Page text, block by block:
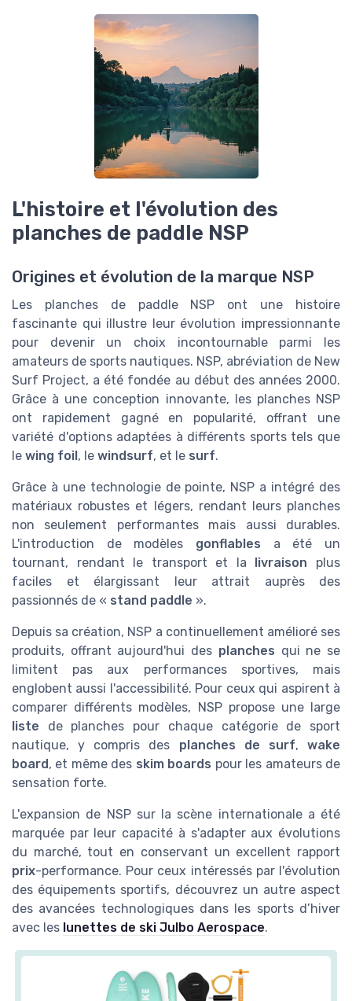
L'histoire et l'évolution des
planches de paddle NSP
Origines et évolution de la marque NSP
Les planches de paddle NSP ont une histoire
fascinante qui illustre leur évolution impressionnante
pour devenir un choix incontournable parmi les
amateurs de sports nautiques. NSP, abréviation de New
Surf Project, a été fondée au début des années 2000.
Grâce à une conception innovante, les planches NSP
ont rapidement gagné en popularité, offrant une
variété d'options adaptées à différents sports tels que
le wing foil, le windsurf, et le surf.
Grâce à une technologie de pointe, NSP a intégré des
matériaux robustes et légers, rendant leurs planches
non seulement performantes mais aussi durables.
L'introduction de modèles gonflables a été un
tournant, rendant le transport et la livraison plus
faciles et élargissant leur attrait auprès des
passionnés de « stand paddle ».
Depuis sa création, NSP a continuellement amélioré ses
produits, offrant aujourd'hui des planches qui ne se
limitent pas aux performances sportives, mais
englobent aussi l'accessibilité. Pour ceux qui aspirent à
comparer différents modèles, NSP propose une large
liste de planches pour chaque catégorie de sport
nautique, y compris des planches de surf,wake
board, et même des skim boards pour les amateurs de
sensation forte.
L'expansion de NSP sur la scène internationale a été
marquée par leur capacité à s'adapter aux évolutions
du marché, tout en conservant un excellent rapport
prix-performance. Pour ceux intéressés par l'évolution
des équipements sportifs, découvrez un autre aspect
des avancées technologiques dans les sports d’hiver
avec les lunettes de ski Julbo Aerospace.